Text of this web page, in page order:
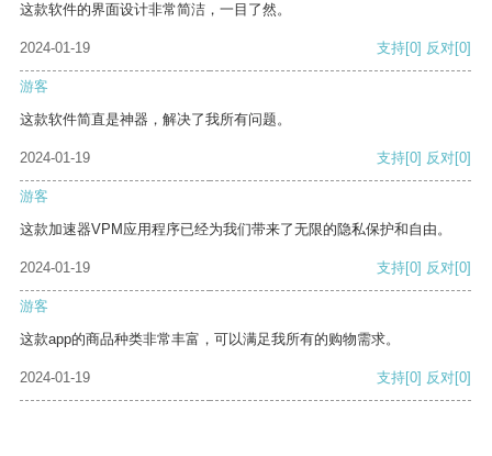
这款软件的界面设计非常简洁，一目了然。
2024-01-19 支持[0] 反对[0]
游客
这款软件简直是神器，解决了我所有问题。
2024-01-19 支持[0] 反对[0]
游客
这款加速器VPM应用程序已经为我们带来了无限的隐私保护和自由。
2024-01-19 支持[0] 反对[0]
游客
这款app的商品种类非常丰富，可以满足我所有的购物需求。
2024-01-19 支持[0] 反对[0]